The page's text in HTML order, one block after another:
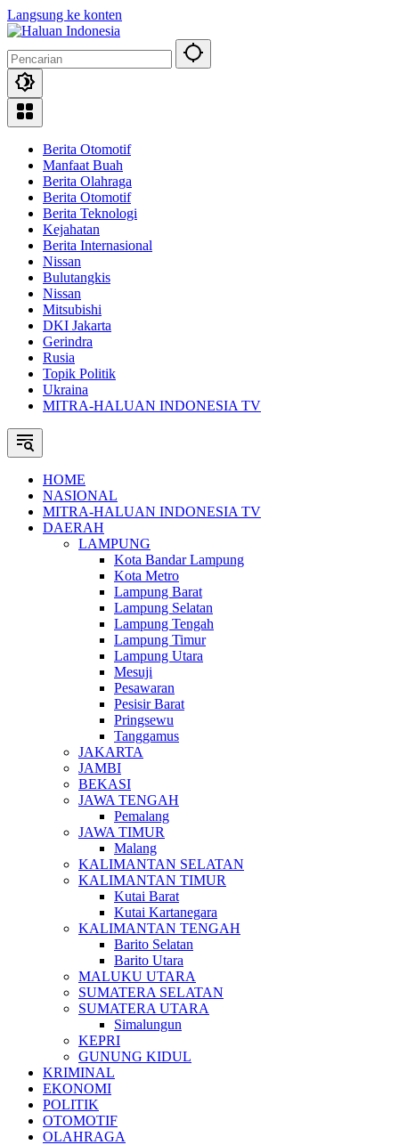
Langsung ke konten
Berita Otomotif
Manfaat Buah
Berita Olahraga
Berita Otomotif
Berita Teknologi
Kejahatan
Berita Internasional
Nissan
Bulutangkis
Nissan
Mitsubishi
DKI Jakarta
Gerindra
Rusia
Topik Politik
Ukraina
MITRA-HALUAN INDONESIA TV
HOME
NASIONAL
MITRA-HALUAN INDONESIA TV
DAERAH
LAMPUNG
Kota Bandar Lampung
Kota Metro
Lampung Barat
Lampung Selatan
Lampung Tengah
Lampung Timur
Lampung Utara
Mesuji
Pesawaran
Pesisir Barat
Pringsewu
Tanggamus
JAKARTA
JAMBI
BEKASI
JAWA TENGAH
Pemalang
JAWA TIMUR
Malang
KALIMANTAN SELATAN
KALIMANTAN TIMUR
Kutai Barat
Kutai Kartanegara
KALIMANTAN TENGAH
Barito Selatan
Barito Utara
MALUKU UTARA
SUMATERA SELATAN
SUMATERA UTARA
Simalungun
KEPRI
GUNUNG KIDUL
KRIMINAL
EKONOMI
POLITIK
OTOMOTIF
OLAHRAGA